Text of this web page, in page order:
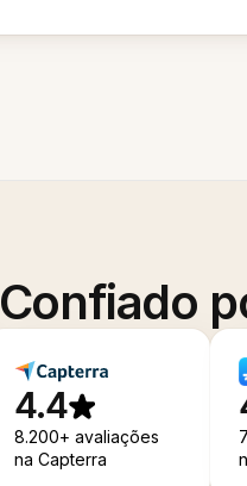
Confiado
4.4
8.200+ avaliações
na Capterra